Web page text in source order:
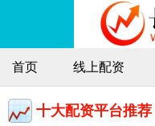
首页 线上配资
十大配资平台推荐